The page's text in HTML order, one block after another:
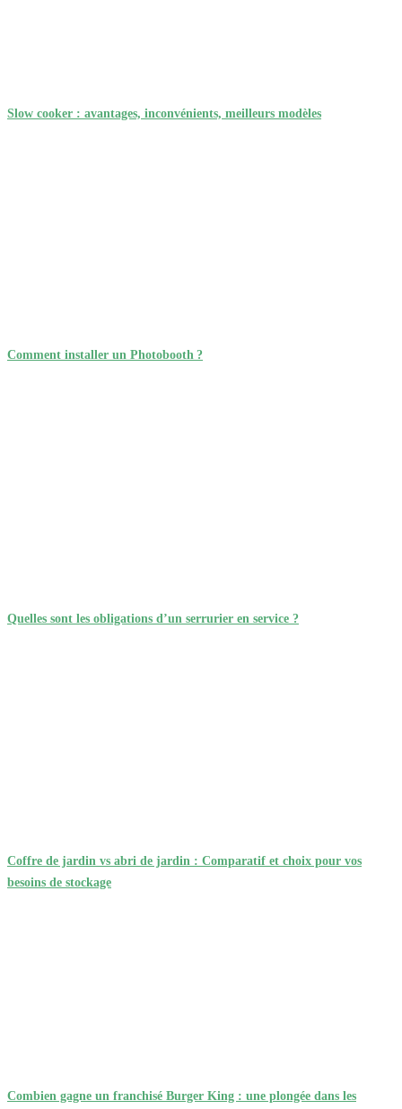
Slow cooker : avantages, inconvénients, meilleurs modèles
Comment installer un Photobooth ?
Quelles sont les obligations d’un serrurier en service ?
Coffre de jardin vs abri de jardin : Comparatif et choix pour vos
besoins de stockage
Combien gagne un franchisé Burger King : une plongée dans les